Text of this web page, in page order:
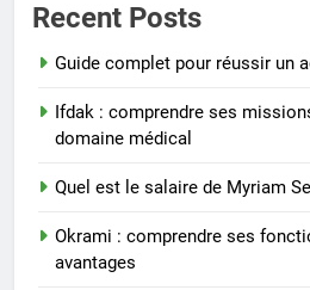
Recent Posts
Guide complet pour réussir un
Ifdak : comprendre ses
domaine médical
Quel est le salaire de Myriam
Okrami : comprendre ses
avantages